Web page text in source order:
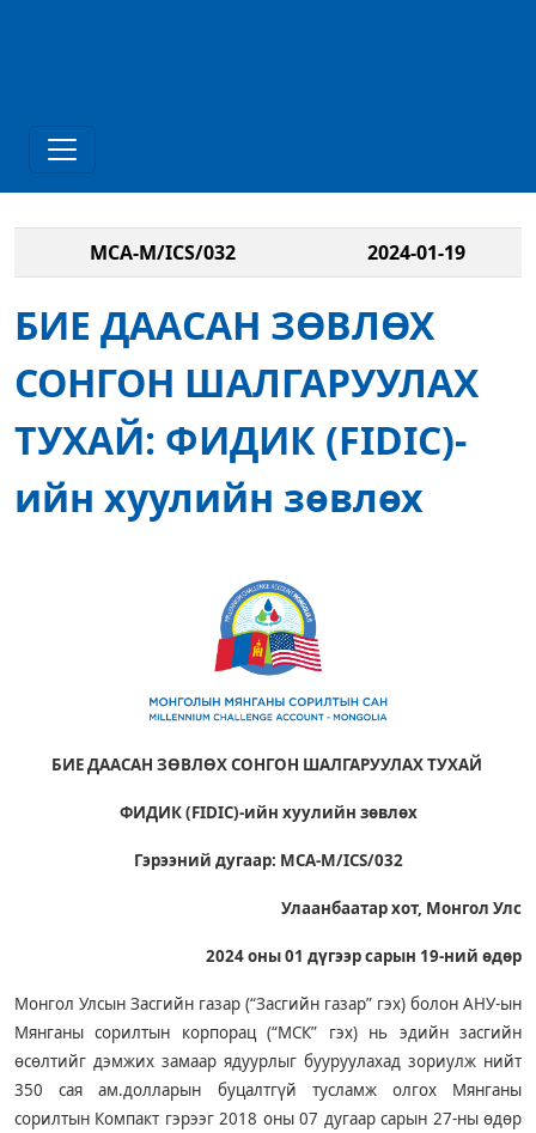
MCA-M/ICS/032 2024-01-19
БИЕ ДААСАН ЗӨВЛӨХ
СОНГОН ШАЛГАРУУЛАХ
ТУХАЙ: ФИДИК (FIDIC)-
ийн хуулийн зөвлөх
БИЕ ДААСАН ЗӨВЛӨХ СОНГОН ШАЛГАРУУЛАХ ТУХАЙ
ФИДИК (FIDIC)-ийн хуулийн зөвлөх
Гэрээний дугаар: MCA-M/ICS/032
Улаанбаатар хот, Монгол Улс
2024 оны 01 дүгээр сарын 19-ний өдөр
Монгол Улсын Засгийн газар (“Засгийн газар” гэх) болон АНУ-ын
Мянганы сорилтын корпорац (“МСК” гэх) нь эдийн засгийн
өсөлтийг дэмжих замаар ядуурлыг бууруулахад зориулж нийт
350 сая ам.долларын буцалтгүй тусламж олгох Мянганы
сорилтын Компакт гэрээг 2018 оны 07 дугаар сарын 27-ны өдөр